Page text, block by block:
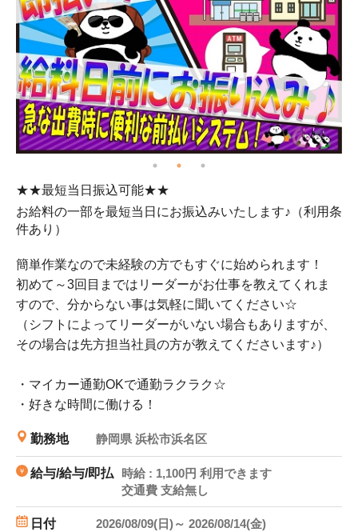
★★最短当日振込可能★★
お給料の一部を最短当日にお振込みいたします♪（利用条
件あり）
簡単作業なので未経験の方でもすぐに始められます！
初めて～3回目まではリーダーがお仕事を教えてくれま
すので、分からない事は気軽に聞いてください☆
（シフトによってリーダーがいない場合もありますが、
その場合は先方担当社員の方が教えてくださいます♪）
・マイカー通勤OKで通勤ラクラク☆
・好きな時間に働ける！
勤務地 静岡県 浜松市浜名区
給与/給与/即払
時給 : 1,100円 利用できます
交通費 支給無し
日付
2026/08/09(日)～ 2026/08/14(金)